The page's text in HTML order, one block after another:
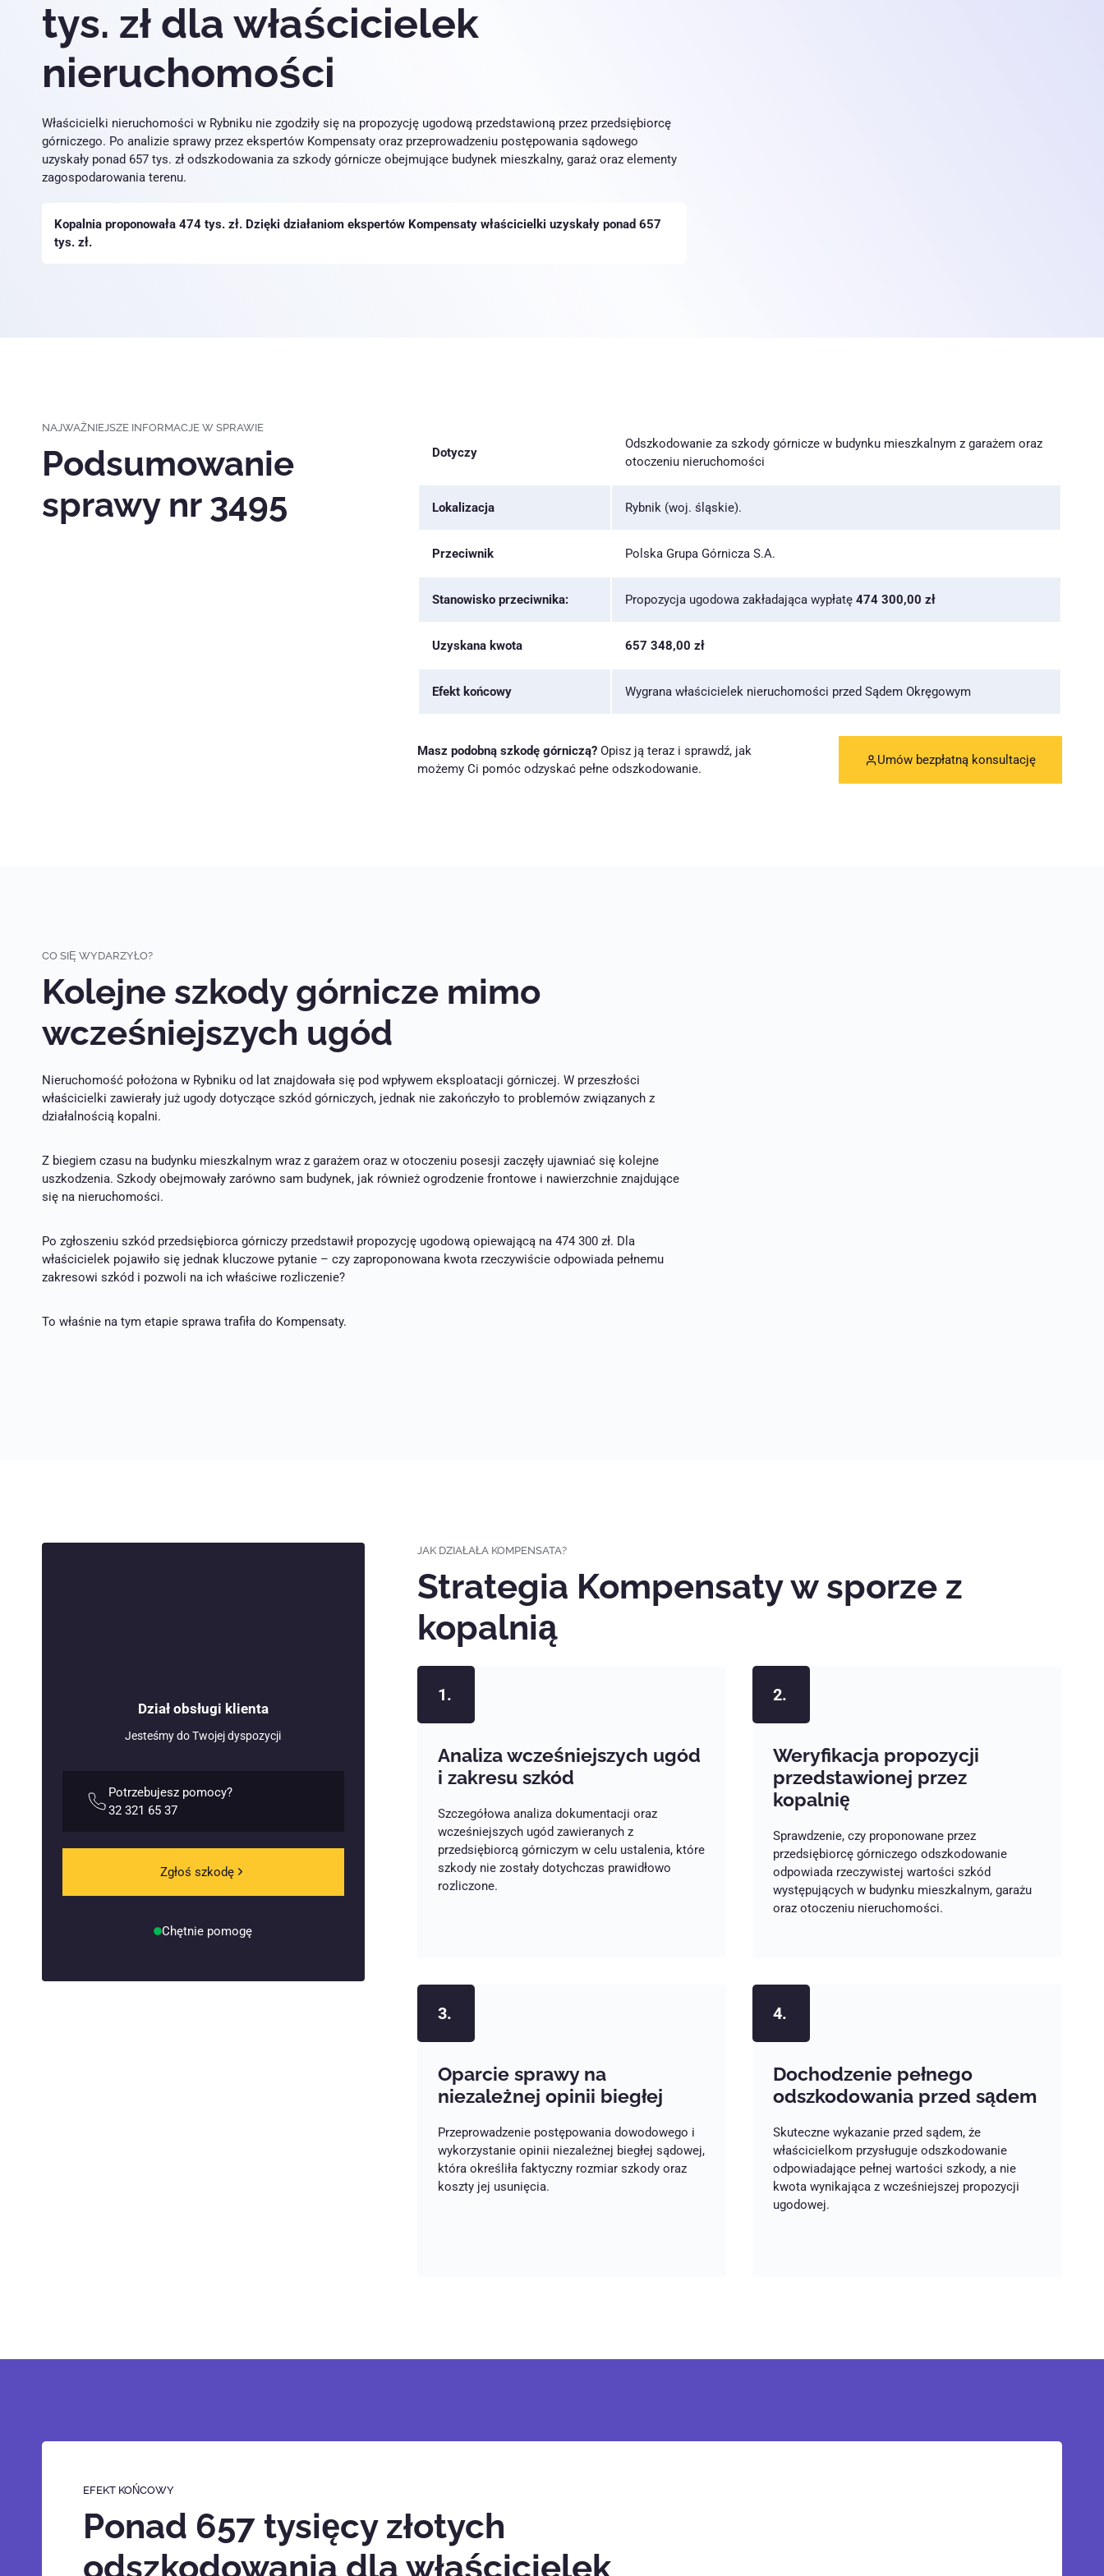
tys. zł dla właścicielek
nieruchomości
Właścicielki nieruchomości w Rybniku nie zgodziły się na propozycję ugodową przedstawioną przez przedsiębiorcę
górniczego. Po analizie sprawy przez ekspertów Kompensaty oraz przeprowadzeniu postępowania sądowego
uzyskały ponad 657 tys. zł odszkodowania za szkody górnicze obejmujące budynek mieszkalny, garaż oraz elementy
zagospodarowania terenu.
Kopalnia proponowała 474 tys. zł. Dzięki działaniom ekspertów Kompensaty właścicielki uzyskały ponad 657
tys. zł.
NAJWAŻNIEJSZE INFORMACJE W SPRAWIE
Podsumowanie
sprawy nr 3495
Dotyczy
Odszkodowanie za szkody górnicze w budynku mieszkalnym z garażem oraz
otoczeniu nieruchomości
Lokalizacja Rybnik (woj. śląskie).
Przeciwnik Polska Grupa Górnicza S.A.
Stanowisko przeciwnika: Propozycja ugodowa zakładająca wypłatę 474 300,00 zł
Uzyskana kwota 657 348,00 zł
Efekt końcowy Wygrana właścicielek nieruchomości przed Sądem Okręgowym
Masz podobną szkodę górniczą? Opisz ją teraz i sprawdź, jak
możemy Ci pomóc odzyskać pełne odszkodowanie.
Umów bezpłatną konsultację
CO SIĘ WYDARZYŁO?
Kolejne szkody górnicze mimo
wcześniejszych ugód
Nieruchomość położona w Rybniku od lat znajdowała się pod wpływem eksploatacji górniczej. W przeszłości
właścicielki zawierały już ugody dotyczące szkód górniczych, jednak nie zakończyło to problemów związanych z
działalnością kopalni.
Z biegiem czasu na budynku mieszkalnym wraz z garażem oraz w otoczeniu posesji zaczęły ujawniać się kolejne
uszkodzenia. Szkody obejmowały zarówno sam budynek, jak również ogrodzenie frontowe i nawierzchnie znajdujące
się na nieruchomości.
Po zgłoszeniu szkód przedsiębiorca górniczy przedstawił propozycję ugodową opiewającą na 474 300 zł. Dla
właścicielek pojawiło się jednak kluczowe pytanie – czy zaproponowana kwota rzeczywiście odpowiada pełnemu
zakresowi szkód i pozwoli na ich właściwe rozliczenie?
To właśnie na tym etapie sprawa trafiła do Kompensaty.
Dział obsługi klienta
Jesteśmy do Twojej dyspozycji
Potrzebujesz pomocy?
32 321 65 37
Zgłoś szkodę
Chętnie pomogę
JAK DZIAŁAŁA KOMPENSATA?
Strategia Kompensaty w sporze z
kopalnią
1.
Analiza wcześniejszych ugód
i zakresu szkód
Szczegółowa analiza dokumentacji oraz
wcześniejszych ugód zawieranych z
przedsiębiorcą górniczym w celu ustalenia, które
szkody nie zostały dotychczas prawidłowo
rozliczone.
2.
Weryfikacja propozycji
przedstawionej przez
kopalnię
Sprawdzenie, czy proponowane przez
przedsiębiorcę górniczego odszkodowanie
odpowiada rzeczywistej wartości szkód
występujących w budynku mieszkalnym, garażu
oraz otoczeniu nieruchomości.
3.
Oparcie sprawy na
niezależnej opinii biegłej
Przeprowadzenie postępowania dowodowego i
wykorzystanie opinii niezależnej biegłej sądowej,
która określiła faktyczny rozmiar szkody oraz
koszty jej usunięcia.
4.
Dochodzenie pełnego
odszkodowania przed sądem
Skuteczne wykazanie przed sądem, że
właścicielkom przysługuje odszkodowanie
odpowiadające pełnej wartości szkody, a nie
kwota wynikająca z wcześniejszej propozycji
ugodowej.
EFEKT KOŃCOWY
Ponad 657 tysięcy złotych
odszkodowania dla właścicielek